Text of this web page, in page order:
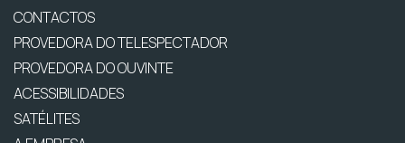
CONTACTOS
PROVEDORA DO TELESPECTADOR
PROVEDORA DO OUVINTE
ACESSIBILIDADES
SATÉLITES